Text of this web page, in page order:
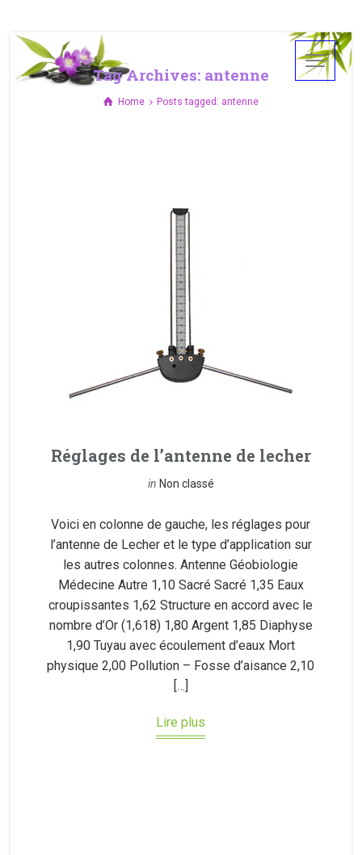
Tag Archives: antenne
Home Posts tagged: antenne
Réglages de l’antenne de lecher
in Non classé
Voici en colonne de gauche, les réglages pour
l’antenne de Lecher et le type d’application sur
les autres colonnes. Antenne Géobiologie
Médecine Autre 1,10 Sacré Sacré 1,35 Eaux
croupissantes 1,62 Structure en accord avec le
nombre d’Or (1,618) 1,80 Argent 1,85 Diaphyse
1,90 Tuyau avec écoulement d’eaux Mort
physique 2,00 Pollution – Fosse d’aisance 2,10
[…]
Lire plus